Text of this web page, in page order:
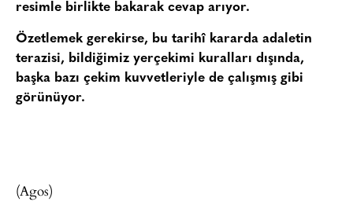
resimle birlikte bakarak cevap arıyor.
Özetlemek gerekirse, bu tarihî kararda adaletin
terazisi, bildiğimiz yerçekimi kuralları dışında,
başka bazı çekim kuvvetleriyle de çalışmış gibi
görünüyor.
(Agos)